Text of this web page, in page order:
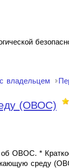
владельцем
(ОВОС)
ОВОС. *
среду